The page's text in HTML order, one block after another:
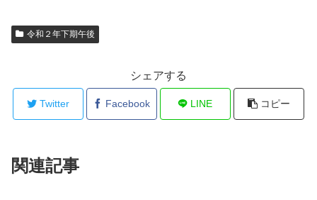
令和２年下期午後
シェアする
Twitter Facebook LINE コピー
関連記事